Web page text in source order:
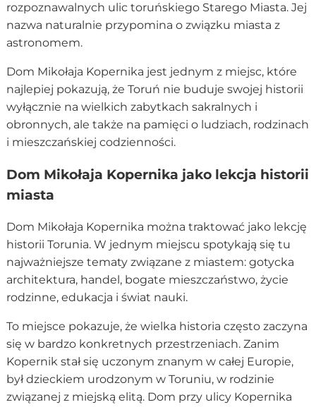
rozpoznawalnych ulic toruńskiego Starego Miasta. Jej
nazwa naturalnie przypomina o związku miasta z
astronomem.
Dom Mikołaja Kopernika jest jednym z miejsc, które
najlepiej pokazują, że Toruń nie buduje swojej historii
wyłącznie na wielkich zabytkach sakralnych i
obronnych, ale także na pamięci o ludziach, rodzinach
i mieszczańskiej codzienności.
Dom Mikołaja Kopernika jako lekcja historii
miasta
Dom Mikołaja Kopernika można traktować jako lekcję
historii Torunia. W jednym miejscu spotykają się tu
najważniejsze tematy związane z miastem: gotycka
architektura, handel, bogate mieszczaństwo, życie
rodzinne, edukacja i świat nauki.
To miejsce pokazuje, że wielka historia często zaczyna
się w bardzo konkretnych przestrzeniach. Zanim
Kopernik stał się uczonym znanym w całej Europie,
był dzieckiem urodzonym w Toruniu, w rodzinie
związanej z miejską elitą. Dom przy ulicy Kopernika